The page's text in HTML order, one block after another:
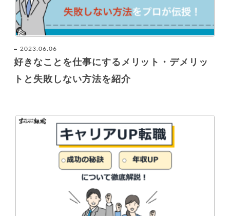
2023.06.06
好きなことを仕事にするメリット・デメリッ
トと失敗しない方法を紹介